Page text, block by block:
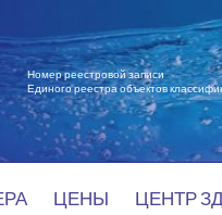
Номер реестровой записи
Единого реестра объектов
ЦЕНЫ ЦЕНТР